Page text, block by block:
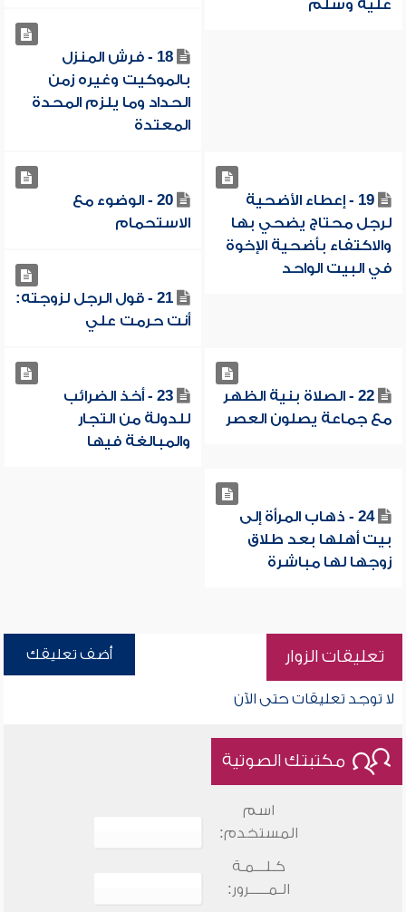
عليه وسلم
18 - فرش المنزل
بالموكيت وغيره زمن
الحداد وما يلزم المحدة
المعتدة
19 - إعطاء الأضحية
لرجل محتاج يضحي بها
والاكتفاء بأضحية الإخوة
في البيت الواحد
20 - الوضوء مع
الاستحمام
21 - قول الرجل لزوجته:
أنت حرمت علي
22 - الصلاة بنية الظهر
مع جماعة يصلون العصر
23 - أخذ الضرائب
للدولة من التجار
والمبالغة فيها
24 - ذهاب المرأة إلى
بيت أهلها بعد طلاق
زوجها لها مباشرة
تعليقات الزوار أضف تعليقك
لا توجد تعليقات حتى الآن
مكتبتك الصوتية
اسم
المستخدم:
كـلـــمـة
الـمـــــرور: